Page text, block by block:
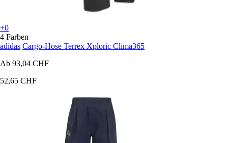
+0
4 Farben
adidas Cargo-Hose Terrex Xploric Clima365
Ab 93,04 CHF
52,65 CHF